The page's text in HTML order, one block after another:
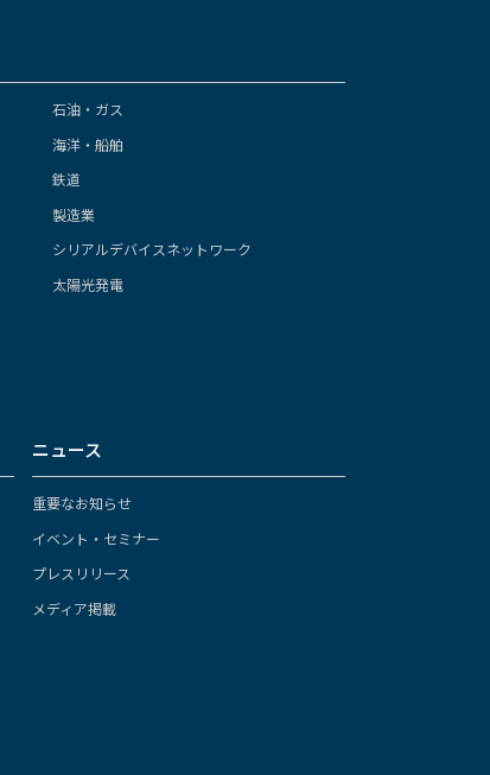
石油・ガス
海洋・船舶
鉄道
製造業
シリアルデバイスネットワーク
太陽光発電
ニュース
重要なお知らせ
イベント・セミナー
プレスリリース
メディア掲載